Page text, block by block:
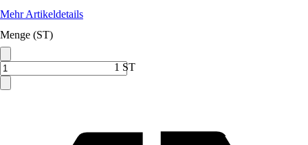
Mehr Artikeldetails
Menge (ST)
1 ST